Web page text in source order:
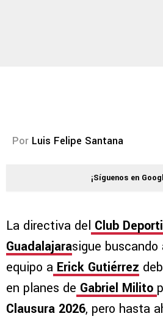
Por Luis Felipe Santana
¡Síguenos en
La directiva del Club
Guadalajarasigue
equipo a Erick Gutiérrez
en planes de Gabriel Milito
Clausura 2026, pero hasta